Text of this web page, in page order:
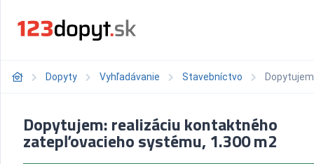
Dopyty Vyhľadávanie Stavebníctvo
Dopytujem: realizáciu kontaktného
zatepľovacieho systému, 1.300 m2